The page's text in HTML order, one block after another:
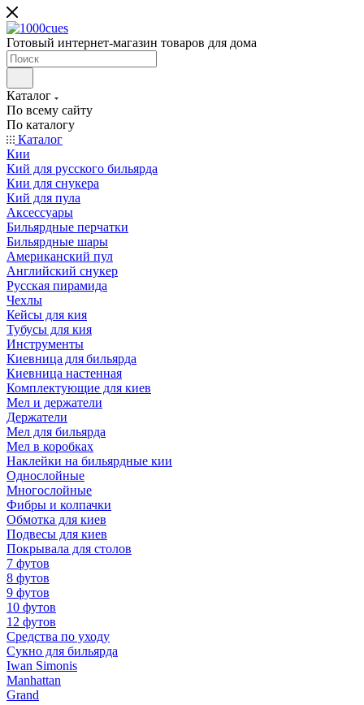
Готовый интернет-магазин товаров для дома
Каталог
По всему сайту
По каталогу
Каталог
Кии
Кий для русского бильярда
Кии для снукера
Кий для пула
Аксессуары
Бильярдные перчатки
Бильярдные шары
Американский пул
Английский снукер
Русская пирамида
Чехлы
Кейсы для кия
Тубусы для кия
Инструменты
Киевница для бильярда
Киевница настенная
Комплектующие для киев
Мел и держатели
Держатели
Мел для бильярда
Мел в коробках
Наклейки на бильярдные кии
Однослойные
Многослойные
Фибры и колпачки
Обмотка для киев
Подвесы для киев
Покрывала для столов
7 футов
8 футов
9 футов
10 футов
12 футов
Средства по уходу
Сукно для бильярда
Iwan Simonis
Manhattan
Grand